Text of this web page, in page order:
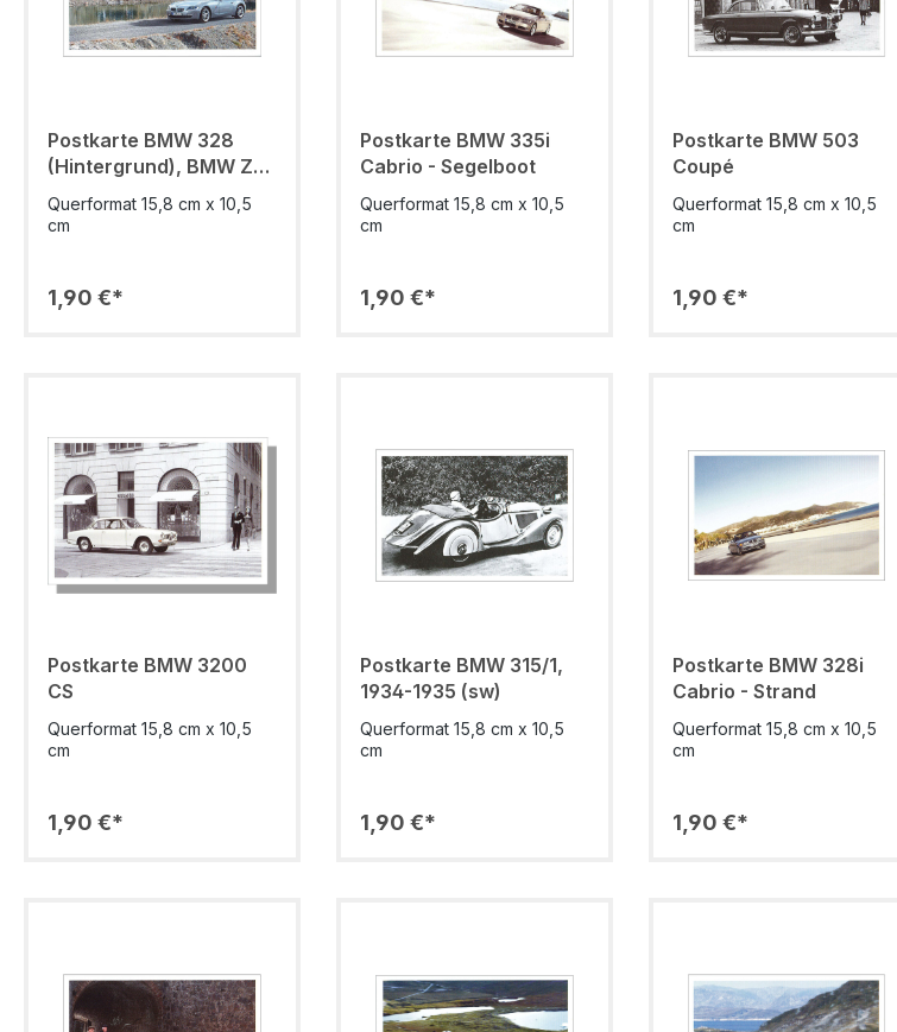
Postkarte BMW 328
(Hintergrund), BMW Z4
3.0si (Vordergrund)
Querformat 15,8 cm x 10,5
cm
1,90 €*
Postkarte BMW 335i
Cabrio - Segelboot
Querformat 15,8 cm x 10,5
cm
1,90 €*
Postkarte BMW 503
Coupé
Querformat 15,8 cm x 10,5
cm
1,90 €*
Postkarte BMW 3200
CS
Querformat 15,8 cm x 10,5
cm
1,90 €*
Postkarte BMW 315/1,
1934-1935 (sw)
Querformat 15,8 cm x 10,5
cm
1,90 €*
Postkarte BMW 328i
Cabrio - Strand
Querformat 15,8 cm x 10,5
cm
1,90 €*